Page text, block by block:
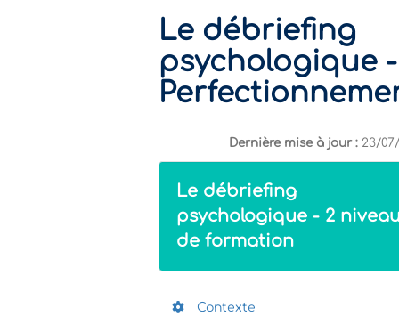
Le débriefing
psychologique -
Dernière mise à jour : 23/
Le débriefing
psychologique - 2
de formation
Contexte